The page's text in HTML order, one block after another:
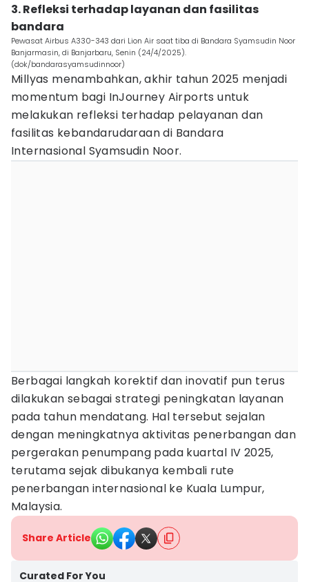
3. Refleksi terhadap layanan dan fasilitas
bandara
Pewasat Airbus A330-343 dari Lion Air saat tiba di Bandara Syamsudin Noor
Banjarmasin, di Banjarbaru, Senin (24/4/2025).
(dok/bandarasyamsudinnoor)
Millyas menambahkan, akhir tahun 2025 menjadi
momentum bagi InJourney Airports untuk
melakukan refleksi terhadap pelayanan dan
fasilitas kebandarudaraan di Bandara
Internasional Syamsudin Noor.
Berbagai langkah korektif dan inovatif pun terus
dilakukan sebagai strategi peningkatan layanan
pada tahun mendatang. Hal tersebut sejalan
dengan meningkatnya aktivitas penerbangan dan
pergerakan penumpang pada kuartal IV 2025,
terutama sejak dibukanya kembali rute
penerbangan internasional ke Kuala Lumpur,
Malaysia.
Share Article
Curated For You